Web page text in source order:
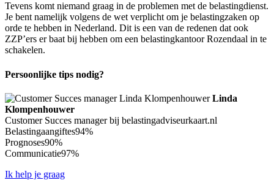
Tevens komt niemand graag in de problemen met de belastingdienst.
Je bent namelijk volgens de wet verplicht om je belastingzaken op
orde te hebben in Nederland. Dit is een van de redenen dat ook
ZZP’ers er baat bij hebben om een belastingkantoor Rozendaal in te
schakelen.
Persoonlijke tips nodig?
Linda
Klompenhouwer
Customer Succes manager bij belastingadviseurkaart.nl
Belastingaangiftes94%
Prognoses90%
Communicatie97%
Ik help je graag